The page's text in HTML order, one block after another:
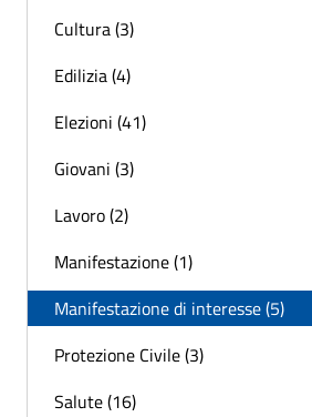
Cultura (3)
Edilizia (4)
Elezioni (41)
Giovani (3)
Lavoro (2)
Manifestazione (1)
Manifestazione di interesse (5)
Protezione Civile (3)
Salute (16)